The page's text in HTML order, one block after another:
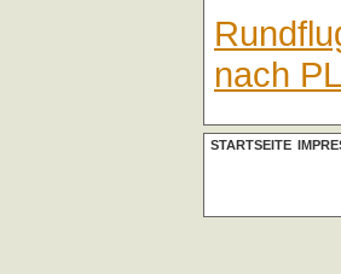
nach
STARTSEITE